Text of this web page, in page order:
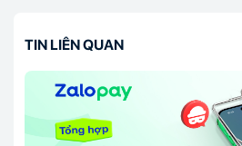
TIN LIÊN QUAN